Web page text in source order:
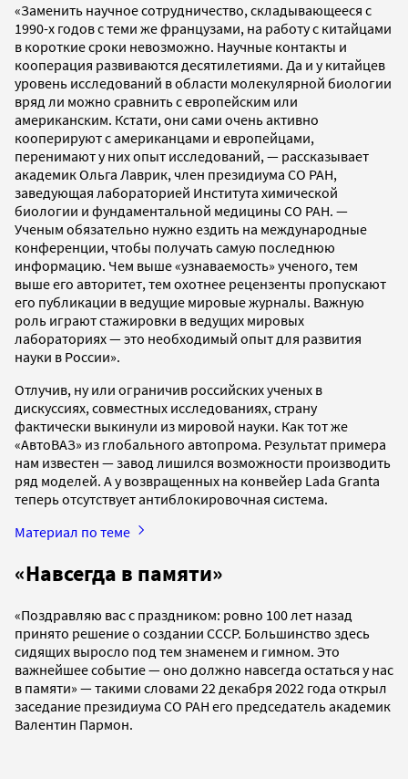
«Заменить научное сотрудничество, складывающееся с
1990-х годов с теми же французами, на работу с китайцами
в короткие сроки невозможно. Научные контакты и
кооперация развиваются десятилетиями. Да и у китайцев
уровень исследований в области молекулярной биологии
вряд ли можно сравнить с европейским или
американским. Кстати, они сами очень активно
кооперируют с американцами и европейцами,
перенимают у них опыт исследований, — рассказывает
академик Ольга Лаврик, член президиума СО РАН,
заведующая лабораторией Института химической
биологии и фундаментальной медицины СО РАН. —
Ученым обязательно нужно ездить на международные
конференции, чтобы получать самую последнюю
информацию. Чем выше «узнаваемость» ученого, тем
выше его авторитет, тем охотнее рецензенты пропускают
его публикации в ведущие мировые журналы. Важную
роль играют стажировки в ведущих мировых
лабораториях — это необходимый опыт для развития
науки в России».
Отлучив, ну или ограничив российских ученых в
дискуссиях, совместных исследованиях, страну
фактически выкинули из мировой науки. Как тот же
«АвтоВАЗ» из глобального автопрома. Результат примера
нам известен — завод лишился возможности производить
ряд моделей. А у возвращенных на конвейер Lada Granta
теперь отсутствует антиблокировочная система.
Материал по теме
«Навсегда в памяти»
«Поздравляю вас с праздником: ровно 100 лет назад
принято решение о создании СССР. Большинство здесь
сидящих выросло под тем знаменем и гимном. Это
важнейшее событие — оно должно навсегда остаться у нас
в памяти» — такими словами 22 декабря 2022 года открыл
заседание президиума СО РАН его председатель академик
Валентин Пармон.